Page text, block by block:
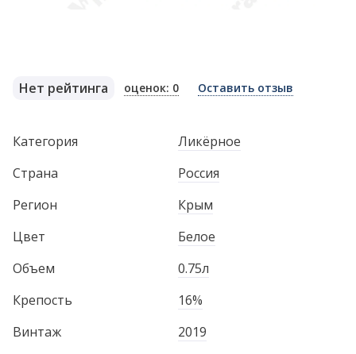
Нет рейтинга оценок: 0 Оставить отзыв
Категория
Ликёрное
Страна
Россия
Регион
Крым
Цвет
Белое
Объем
0.75л
Крепость
16%
Винтаж
2019